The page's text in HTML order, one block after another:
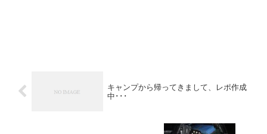
キャンプから帰ってきまして、レポ作成
中･･･